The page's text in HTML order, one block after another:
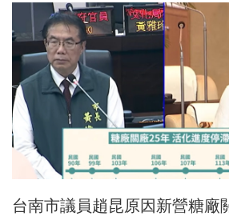
台南市議員趙昆原因新營糖廠